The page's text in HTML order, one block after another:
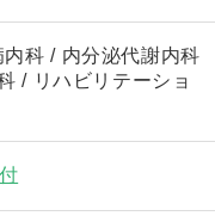
科 / 内分泌代謝内科
/ リハビリテーショ